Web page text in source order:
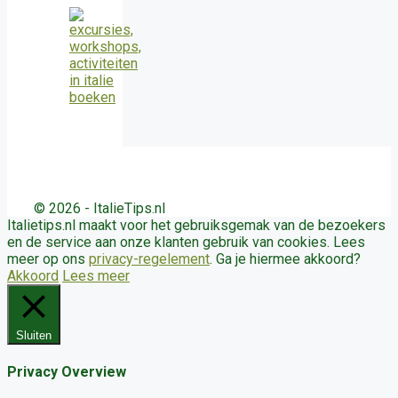
© 2026 - ItalieTips.nl
Italietips.nl maakt voor het gebruiksgemak van de bezoekers
en de service aan onze klanten gebruik van cookies. Lees
meer op ons privacy-regelement. Ga je hiermee akkoord?
Akkoord Lees meer
Sluiten
Privacy Overview